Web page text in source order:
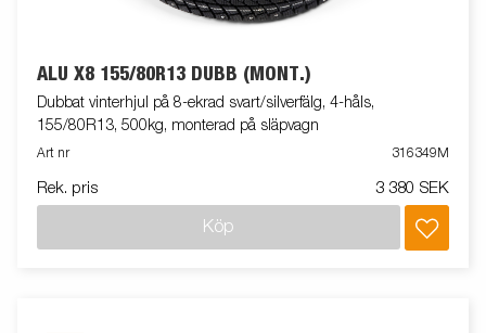
ALU X8 155/80R13 DUBB (MONT.)
Dubbat vinterhjul på 8-ekrad svart/silverfälg, 4-håls,
155/80R13, 500kg, monterad på släpvagn
Art nr 316349M
Rek. pris 3 380 SEK
Köp